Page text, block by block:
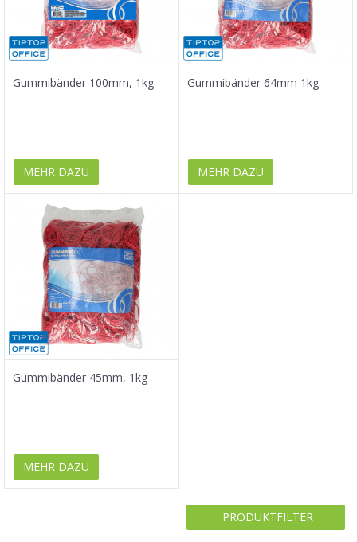
Gummibänder 100mm, 1kg
MEHR DAZU
Gummibänder 64mm 1kg
MEHR DAZU
Gummibänder 45mm, 1kg
MEHR DAZU
PRODUKTFILTER